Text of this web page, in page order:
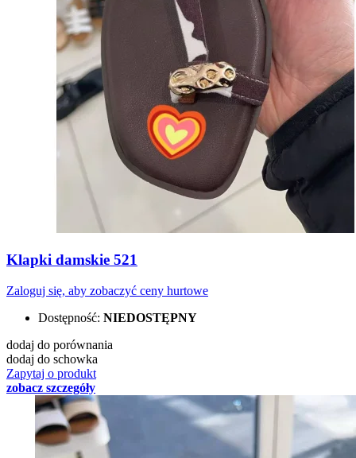
Klapki damskie 521
Zaloguj się, aby zobaczyć ceny hurtowe
Dostępność: NIEDOSTĘPNY
dodaj do porównania
dodaj do schowka
Zapytaj o produkt
zobacz szczegóły